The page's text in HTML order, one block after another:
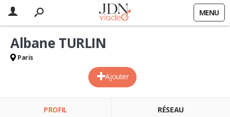
MENU
Ajouter
Albane TURLIN
Paris
PROFIL RÉSEAU